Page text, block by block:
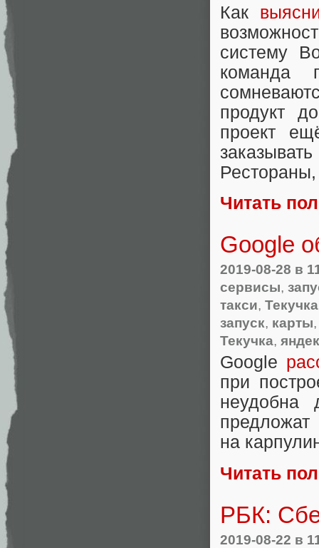
Как
систему
команда
продукт
проект
Рестораны,
Читать
Google
2019-08-28 в
сервисы,
такси, Текучка
запуск, карты
Текучка,
Google
при
неудобна
на
Читать
РБК:
2019-08-22 в